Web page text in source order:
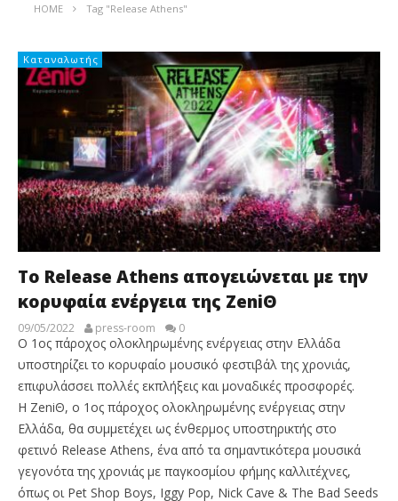
HOME Tag "Release Athens"
Καταναλωτής
Το Release Athens απογειώνεται με την
κορυφαία ενέργεια της ZeniΘ
09/05/2022 press-room 0
Ο 1ος πάροχος ολοκληρωμένης ενέργειας στην Ελλάδα
υποστηρίζει το κορυφαίο μουσικό φεστιβάλ της χρονιάς,
επιφυλάσσει πολλές εκπλήξεις και μοναδικές προσφορές.
Η ΖeniΘ, ο 1ος πάροχος ολοκληρωμένης ενέργειας στην
Ελλάδα, θα συμμετέχει ως ένθερμος υποστηρικτής στο
φετινό Release Athens, ένα από τα σημαντικότερα μουσικά
γεγονότα της χρονιάς με παγκοσμίου φήμης καλλιτέχνες,
όπως οι Pet Shop Boys, Iggy Pop, Nick Cave & The Bad Seeds